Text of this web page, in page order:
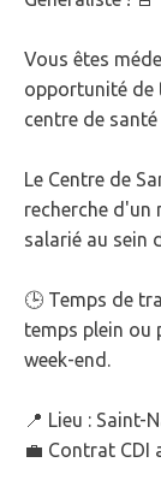
Vous êtes
opportunité de
centre de
Le Centre de
recherche d'un
salarié au sein
🕒 Temps de
temps plein ou
week-end.
📍 Lieu : Saint-
💼 Contrat CDI